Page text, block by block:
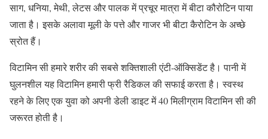
साग, धनिया, मेथी, लेटस और पालक में प्रचूर मात्रा में बीटा कौरोटिन पाया
जाता है। इसके अलावा मूली के पत्ते और गाजर भी बीटा कैरोटिन के अच्छे
स्रोत हैं।
विटामिन सी हमारे शरीर की सबसे शक्तिशाली एंटी-ऑक्सिडेंट है। पानी में
घुलनशील यह विटामिन हमारी फ्री रैडिकल की सफाई करता है। स्वस्थ
रहने के लिए एक युवा को अपनी डेली डाइट में 40 मिलीग्राम विटामिन सी की
जरूरत होती है।